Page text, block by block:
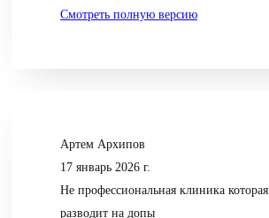
Смотреть полную версию
Артем Архипов
17 январь 2026 г.
Не профессиональная клиника которая
разводит на допы